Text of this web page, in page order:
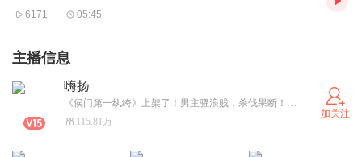
6171 05:45
主播信息
嗨扬
《侯门第一纨绔》上架了！男主骚浪贱，杀伐果断！搞笑权谋后宫文，快来听！红包发不停
115.81万
加关注